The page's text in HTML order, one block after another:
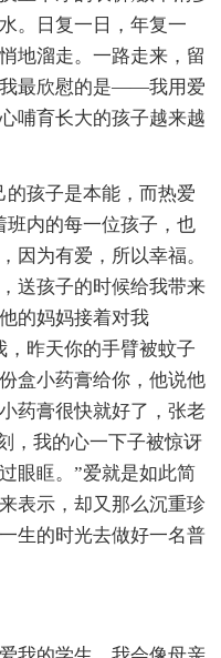
。日复一日，年复一
地溜走。一路走来，留
最欣慰的是——我用爱
哺育长大的孩子越来越
的孩子是本能，而热爱
班内的每一位孩子，也
因为有爱，所以幸福。
送孩子的时候给我带来
的妈妈接着对我
昨天你的手臂被蚊子
盒小药膏给你，他说他
药膏很快就好了，张老
，我的心一下子被惊讶
眼眶。”爱就是如此简
表示，却又那么沉重珍
生的时光去做好一名普